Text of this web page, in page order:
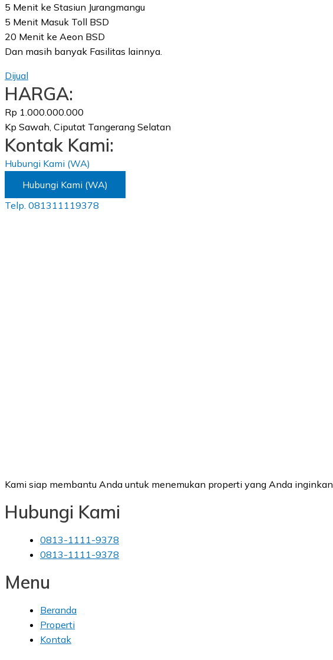
5 Menit ke Stasiun Jurangmangu
5 Menit Masuk Toll BSD
20 Menit ke Aeon BSD
Dan masih banyak Fasilitas lainnya.
Dijual
HARGA:
Rp 1.000.000.000
Kp Sawah, Ciputat Tangerang Selatan
Kontak Kami:
Hubungi Kami (WA)
Hubungi Kami (WA)
Telp. 081311119378
Kami siap membantu Anda untuk menemukan properti yang Anda inginkan.
Hubungi Kami
0813-1111-9378
0813-1111-9378
Menu
Beranda
Properti
Kontak